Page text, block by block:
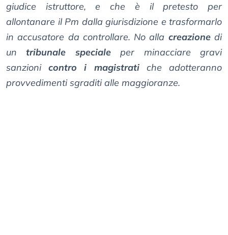
giudice istruttore, e che è il pretesto per
allontanare il Pm dalla giurisdizione e trasformarlo
in accusatore da controllare. No alla creazionedi
untribunale specialeper minacciare gravi
sanzionicontro i magistratiche adotteranno
provvedimenti sgraditi alle maggioranze.